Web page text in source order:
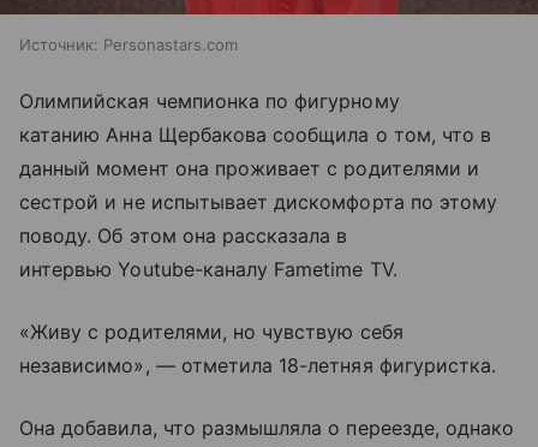
Источник: Personastars.com
Олимпийская чемпионка по фигурному
катанию Анна Щербакова сообщила о том, что в
данный момент она проживает с родителями и
сестрой и не испытывает дискомфорта по этому
поводу. Об этом она рассказала в
интервью Youtube-каналу Fametime TV.
«Живу с родителями, но чувствую себя
независимо», — отметила 18-летняя фигуристка.
Она добавила, что размышляла о переезде, однако